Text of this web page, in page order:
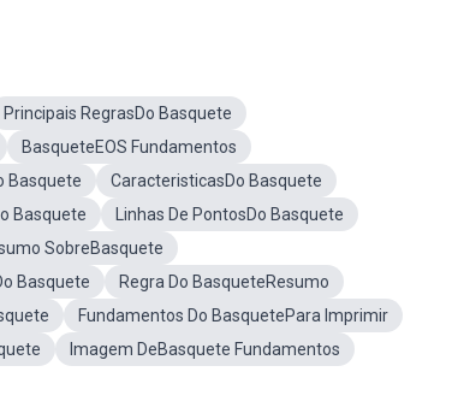
Principais RegrasDo Basquete
BasqueteEOS Fundamentos
Basquete
CaracteristicasDo Basquete
Basquete
Linhas De PontosDo Basquete
SobreBasquete
Basquete
Regra Do BasqueteResumo
Fundamentos Do BasquetePara Imprimir
Imagem DeBasquete Fundamentos